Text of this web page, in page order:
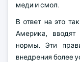
меди и смол.
В ответ на это
Америка, вводят
нормы. Эти
внедрения более